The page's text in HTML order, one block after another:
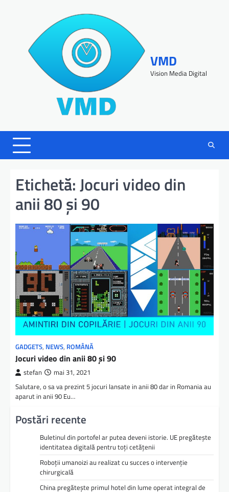
VMD
Vision Media Digital
Etichetă:Jocuri video din
anii 80 și 90
GADGETS, NEWS, ROMÂNĂ
Jocuri video din anii 80 și 90
stefan mai 31, 2021
Salutare, o sa va prezint 5 jocuri lansate in anii 80 dar in Romania au
aparut in anii 90 Eu…
Postări recente
Buletinul din portofel ar putea deveni istorie. UE pregătește
identitatea digitală pentru toți cetățenii
Roboții umanoizi au realizat cu succes o intervenție
chirurgicală
China pregătește primul hotel din lume operat integral de